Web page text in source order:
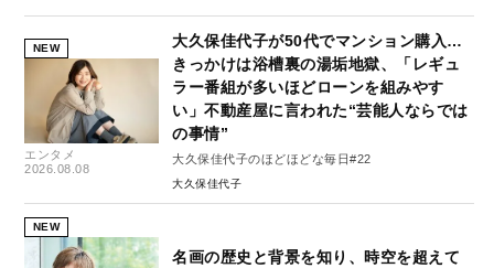
NEW
エンタメ
2026.08.08
大久保佳代子が50代でマンション購入…
きっかけは浴槽裏の湯垢地獄、「レギュ
ラー番組が多いほどローンを組みやす
い」不動産屋に言われた“芸能人ならでは
の事情”
大久保佳代子のほどほどな毎日#22
大久保佳代子
NEW
名画の歴史と背景を知り、時空を超えて